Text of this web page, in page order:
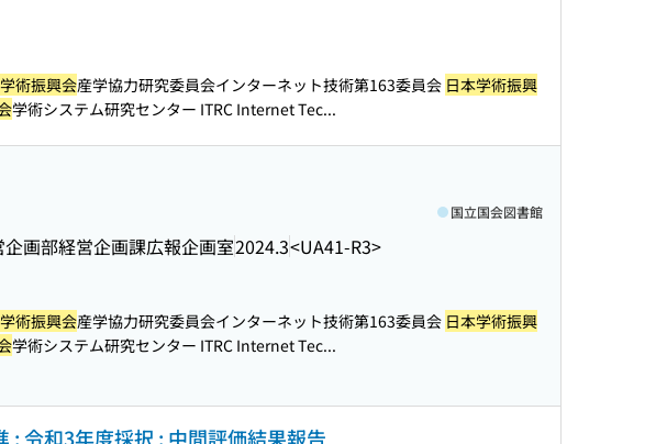
術振興会産学協力研究委員会インターネット技術第163委員会 日本学術振興
学術システム研究センター ITRC Internet Tec...
企画部経営企画課広報企画室2024.3<UA41-R3>
国立国会図書館
術振興会産学協力研究委員会インターネット技術第163委員会 日本学術振興
学術システム研究センター ITRC Internet Tec...
: 令和3年度採択 : 中間評価結果報告